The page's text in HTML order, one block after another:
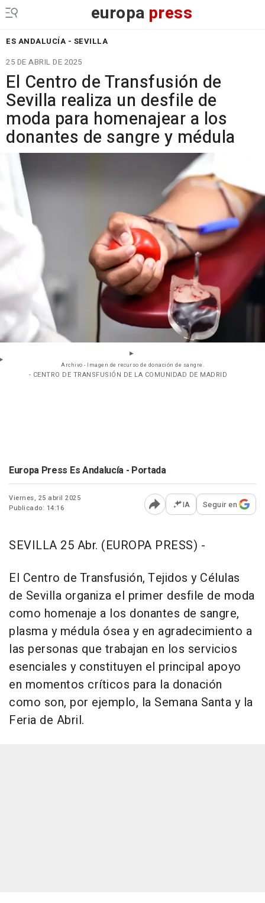
europa press
ES ANDALUCÍA - SEVILLA
25 DE ABRIL DE 2025
El Centro de Transfusión de
Sevilla realiza un desfile de
moda para homenajear a los
donantes de sangre y médula
Archivo - Imagen de recurso de donación de sangre.
- CENTRO DE TRANSFUSIÓN DE LA COMUNIDAD DE MADRID
Europa Press Es Andalucía - Portada
Viernes, 25 abril 2025
Publicado: 14:16
Abrir opciones para
IA Seguir en
SEVILLA 25 Abr. (EUROPA PRESS) -
El Centro de Transfusión, Tejidos y Células
de Sevilla organiza el primer desfile de moda
como homenaje a los donantes de sangre,
plasma y médula ósea y en agradecimiento a
las personas que trabajan en los servicios
esenciales y constituyen el principal apoyo
en momentos críticos para la donación
como son, por ejemplo, la Semana Santa y la
Feria de Abril.